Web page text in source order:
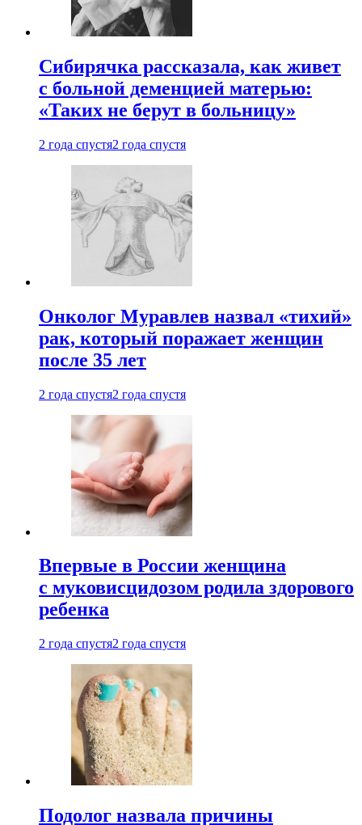
Сибирячка рассказала, как живет
с больной деменцией матерью:
«Таких не берут в больницу»
2 года спустя2 года спустя
Онколог Муравлев назвал «тихий»
рак, который поражает женщин
после 35 лет
2 года спустя2 года спустя
Впервые в России женщина
с муковисцидозом родила здорового
ребенка
2 года спустя2 года спустя
Подолог назвала причины